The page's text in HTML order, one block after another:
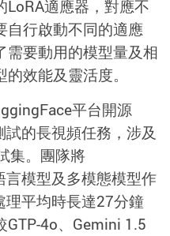
LoRA適應器，對應不
自行啟動不同的適應
需要動用的模型量及相
效能及靈活度。
平台開源
試的長視頻任務，涉及
集。團隊將
言模型及多模態模型作
理平均時長達27分鐘
GTP-4o、 Gemini 1.5